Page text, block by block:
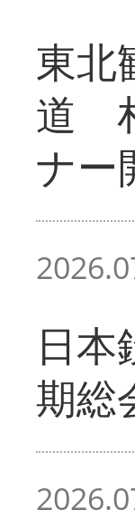
東北
道
ナー
日
期